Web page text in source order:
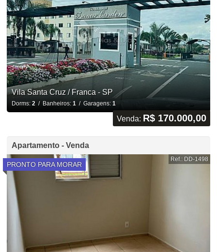
Vila Santa Cruz / Franca - SP
Dorms: 2/ Banheiros: 1/ Garagens: 1
Venda: R$ 170.000,00
Apartamento - Venda
PRONTO PARA MORAR
Ref.: DD-1498